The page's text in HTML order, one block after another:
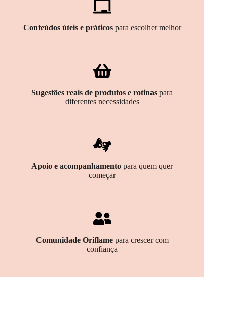
Conteúdos úteis e práticospara escolher melhor
Sugestões reais de produtos e rotinas para
diferentes necessidades
Apoio e acompanhamento para quem quer
começar
Comunidade Oriflamepara crescer com
confiança